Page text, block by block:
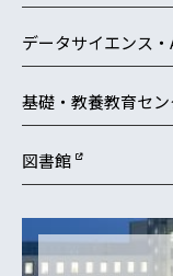
データサイエンス
基礎・教養教育セン
図書館